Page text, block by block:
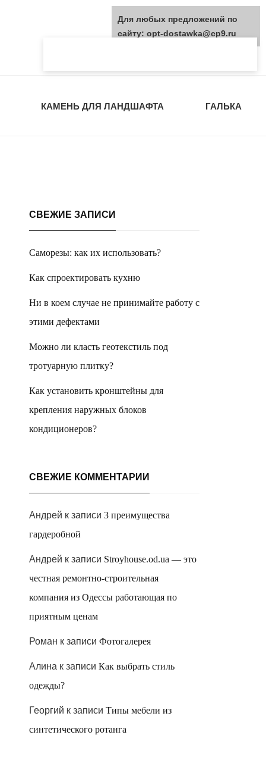
КАМЕНЬ ДЛЯ ЛАНДШАФТА ГАЛЬКА
СВЕЖИЕ ЗАПИСИ
Саморезы: как их использовать?
Как спроектировать кухню
Ни в коем случае не принимайте работу с
этими дефектами
Можно ли класть геотекстиль под
тротуарную плитку?
Как установить кронштейны для
крепления наружных блоков
кондиционеров?
СВЕЖИЕ КОММЕНТАРИИ
Андрей к записи 3 преимущества
гардеробной
Андрей к записи Stroyhouse.od.ua — это
честная ремонтно-строительная
компания из Одессы работающая по
приятным ценам
Роман к записи Фотогалерея
Алина к записи Как выбрать стиль
одежды?
Георгий к записи Типы мебели из
синтетического ротанга
Для любых предложений по
сайту: opt-dostawka@cp9.ru